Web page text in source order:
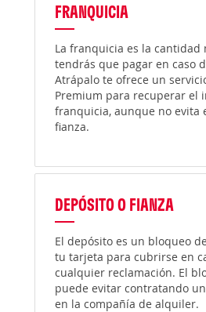
FRANQUICIA
La franquicia es la cantidad
tendrás que pagar en caso
Atrápalo te ofrece un
Premium para recuperar el
franquicia, aunque no evita
fianza.
DEPÓSITO O FIANZA
El depósito es un bloqueo
tu tarjeta para cubrirse en
cualquier reclamación. El
puede evitar contratando
en la compañía de alquiler.